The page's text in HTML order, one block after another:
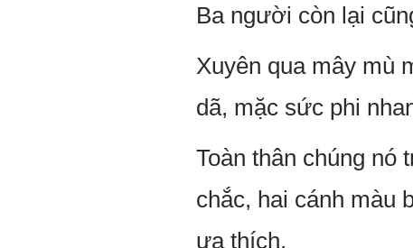
Ba người còn lại
Xuyên qua mây mù
dã, mặc sức phi
Toàn thân chúng nó
chắc, hai cánh màu
ưa thích.